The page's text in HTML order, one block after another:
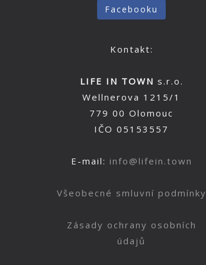
Facebooku
Kontakt:
LIFE IN TOWN s.r.o.
Wellnerova 1215/1
779 00 Olomouc
IČO 05153557
E-mail: info@lifein.town
Všeobecné smluvní podmínky
Zásady ochrany osobních
údajů